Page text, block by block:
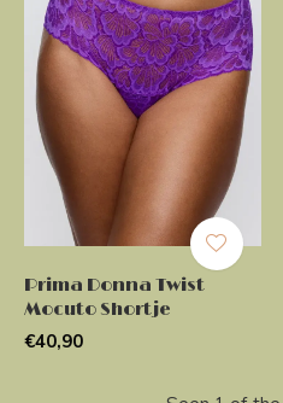
Prima Donna Twist
Mocuto Shortje
€40,90